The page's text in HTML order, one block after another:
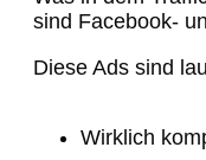
sind Facebook-
Diese Ads sind
Wirklich